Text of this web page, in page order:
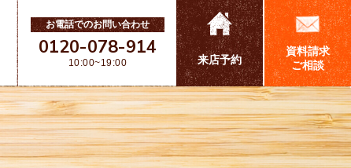
お電話でのお問い合わせ
0120-078-914
10:00~19:00 来店予約
資料請求
ご相談